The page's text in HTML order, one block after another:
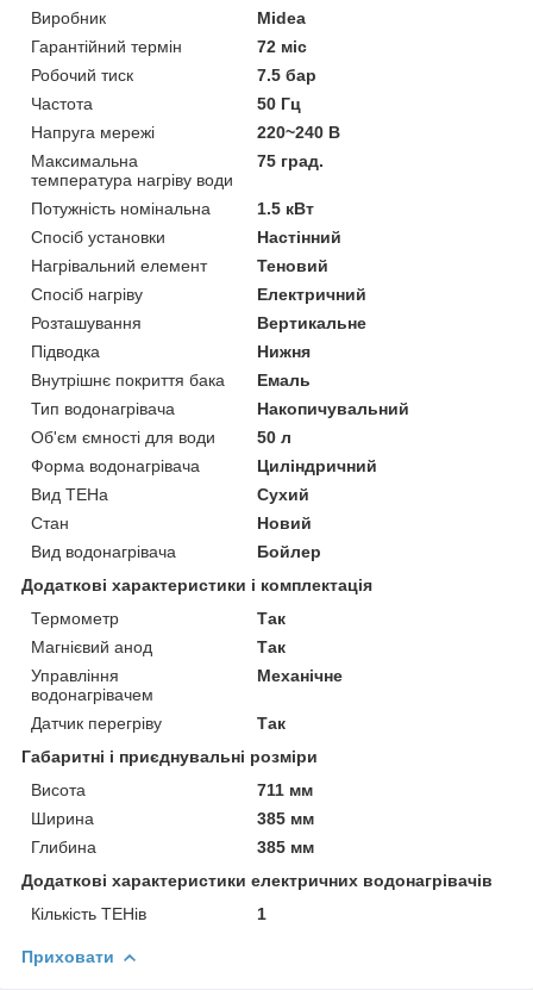
Виробник
Midea
Гарантійний термін
72 міс
Робочий тиск
7.5 бар
Частота
50 Гц
Напруга мережі
220~240 В
Максимальна
температура нагріву води
75 град.
Потужність номінальна
1.5 кВт
Спосіб установки
Настінний
Нагрівальний елемент
Теновий
Спосіб нагріву
Електричний
Розташування
Вертикальне
Підводка
Нижня
Внутрішнє покриття бака
Емаль
Тип водонагрівача
Накопичувальний
Об'єм ємності для води
50 л
Форма водонагрівача
Циліндричний
Вид ТЕНа
Сухий
Стан
Новий
Вид водонагрівача
Бойлер
Додаткові характеристики і комплектація
Термометр
Так
Магнієвий анод
Так
Управління
водонагрівачем
Механічне
Датчик перегріву
Так
Габаритні і приєднувальні розміри
Висота
711 мм
Ширина
385 мм
Глибина
385 мм
Додаткові характеристики електричних водонагрівачів
Кількість ТЕНів
1
Приховати